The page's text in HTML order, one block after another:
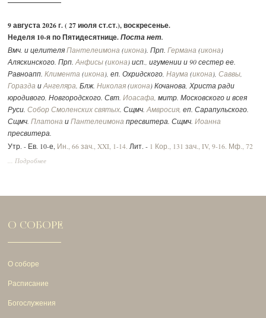
9 августа 2026 г. ( 27 июля ст.ст.), воскресенье.
Неделя 10-я по Пятидесятнице.Поста нет.
Вмч. и целителяПантелеимона (икона). Прп.Германа (икона)
Аляскинского. Прп.Анфисы (икона) исп., игумении и 90 сестер ее.
Равноапп.Климента (икона), еп. Охридского,Наума (икона),Саввы,
Горазда иАнгеляра. Блж.Николая (икона) Кочанова, Христа ради
юродивого, Новгородского. Свт.Иоасафа, митр. Московского и всея
Руси.Собор Смоленских святых. Сщмч.Амвросия, еп. Сарапульского.
Сщмч.Платона иПантелеимона пресвитера. Сщмч.Иоанна
пресвитера.
Утр. - Ев. 10-е, Ин., 66 зач., XXI, 1-14. Лит. - 1 Кор., 131 зач., IV, 9-16. Мф., 72
зач., XVII, 14-23.
... Подробнее
О СОБОРЕ
О соборе
Расписание
Богослужения